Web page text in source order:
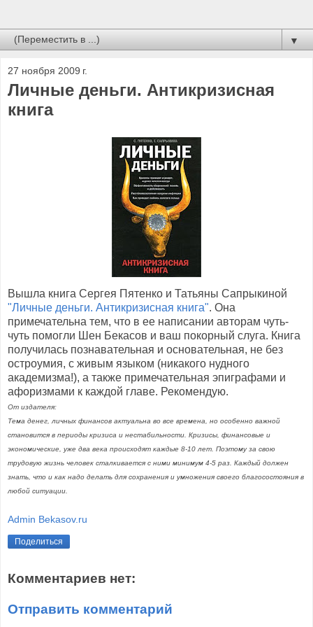
▼
27 ноября 2009 г.
Личные деньги. Антикризисная
книга
Вышла книга Сергея Пятенко и Татьяны Сапрыкиной
"Личные деньги. Антикризисная книга". Она
примечательна тем, что в ее написании авторам чуть-
чуть помогли Шен Бекасов и ваш покорный слуга. Книга
получилась познавательная и основательная, не без
остроумия, с живым языком (никакого нудного
академизма!), а также примечательная эпиграфами и
афоризмами к каждой главе. Рекомендую.
От издателя:
Тема денег, личных финансов актуальна во все времена, но особенно важной
становится в периоды кризиса и нестабильности. Кризисы, финансовые и
экономические, уже два века происходят каждые 8-10 лет. Поэтому за свою
трудовую жизнь человек сталкивается с ними минимум 4-5 раз. Каждый должен
знать, что и как надо делать для сохранения и умножения своего благосостояния в
любой ситуации.
Admin Bekasov.ru
Поделиться
Комментариев нет:
Отправить комментарий